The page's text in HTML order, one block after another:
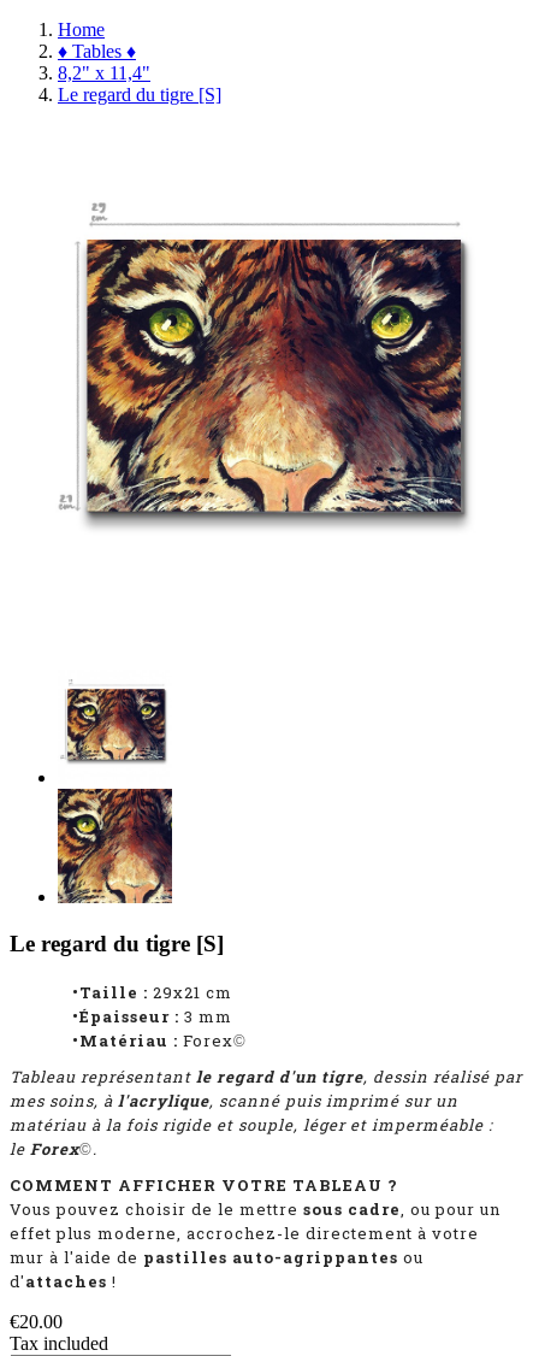
Home
♦ Tables ♦
8,2" x 11,4"
Le regard du tigre [S]
Le regard du tigre [S]
•Taille : 29x21 cm
•Épaisseur : 3 mm
•Matériau : Forex©
Tableau représentant le regard d'un tigre, dessin réalisé par
mes soins, à l'acrylique, scanné puis imprimé sur un
matériau à la fois rigide et souple, léger et imperméable :
le Forex©.
COMMENT AFFICHER VOTRE TABLEAU ?
Vous pouvez choisir de le mettre sous cadre, ou pour un
effet plus moderne, accrochez-le directement à votre
mur à l'aide de pastilles auto-agrippantes ou
d'attaches !
€20.00
Tax included